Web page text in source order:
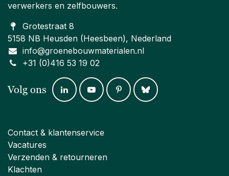
verwerkers en zelfbouwers.
Grotestraat 8
5158 NB Heusden (Heesbeen), Nederland
info@groenebouwmaterialen.nl
+31 (0)416 53 19 02
Volg ons
Contact & klantenservice
Vacatures
Verzenden & retourneren
Klachten